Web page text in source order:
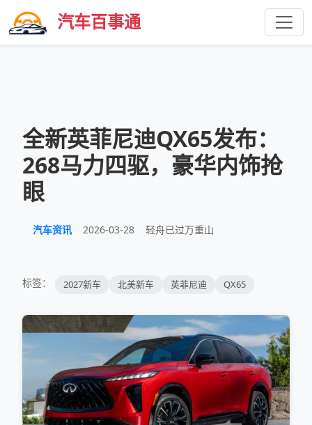
汽车百事通
全新英菲尼迪QX65发布：
268马力四驱，豪华内饰抢
眼
汽车资讯 2026-03-28 轻舟已过万重山
标签： 2027新车 北美新车 英菲尼迪 QX65